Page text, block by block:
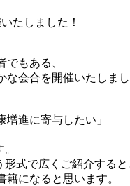
たしました！
もある、
会合を開催いたしまし
進に寄与したい」
式で広くご紹介すると
になると思います。